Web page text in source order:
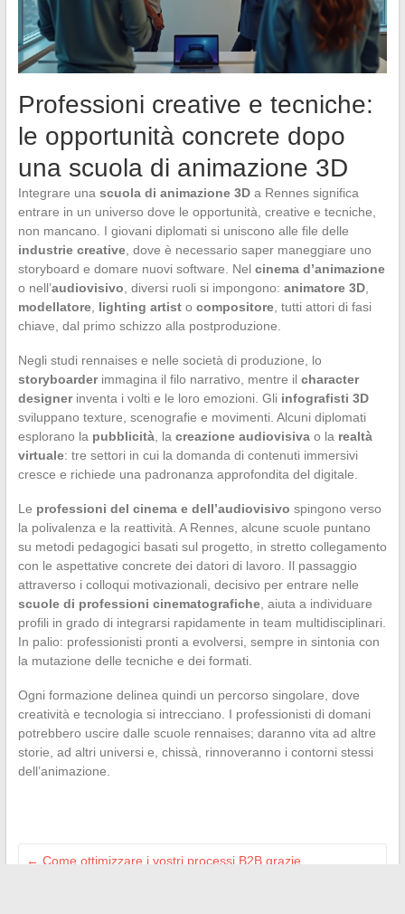
Professioni creative e tecniche:
le opportunità concrete dopo
una scuola di animazione 3D
Integrare una scuola di animazione 3Da Rennes significa
entrare in un universo dove le opportunità, creative e tecniche,
non mancano. I giovani diplomati si uniscono alle file delle
industrie creative, dove è necessario saper maneggiare uno
storyboard e domare nuovi software. Nel cinema d’animazione
o nell’audiovisivo , diversi ruoli si impongono: animatore 3D,
modellatore, lighting artisto compositore, tutti attori di fasi
chiave, dal primo schizzo alla postproduzione.
Negli studi rennaises e nelle società di produzione, lo
storyboarderimmagina il filo narrativo, mentre il character
designerinventa i volti e le loro emozioni. Gli infografisti 3D
sviluppano texture, scenografie e movimenti. Alcuni diplomati
esplorano la pubblicità, la creazione audiovisivao la realtà
virtuale: tre settori in cui la domanda di contenuti immersivi
cresce e richiede una padronanza approfondita del digitale.
Le professioni del cinema e dell’audiovisivo spingono verso
la polivalenza e la reattività. A Rennes, alcune scuole puntano
su metodi pedagogici basati sul progetto, in stretto collegamento
con le aspettative concrete dei datori di lavoro. Il passaggio
attraverso i colloqui motivazionali, decisivo per entrare nelle
scuole di professioni cinematografiche, aiuta a individuare
profili in grado di integrarsi rapidamente in team multidisciplinari.
In palio: professionisti pronti a evolversi, sempre in sintonia con
la mutazione delle tecniche e dei formati.
Ogni formazione delinea quindi un percorso singolare, dove
creatività e tecnologia si intrecciano. I professionisti di domani
potrebbero uscire dalle scuole rennaises; daranno vita ad altre
storie, ad altri universi e, chissà, rinnoveranno i contorni stessi
dell’animazione.
← Come ottimizzare i vostri processi B2B grazie